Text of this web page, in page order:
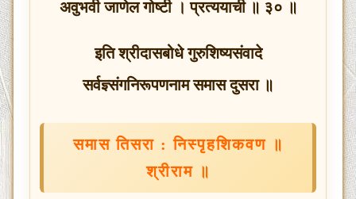
अवुभवी जाणेल गोष्टी । प्रत्ययाची ॥ ३० ॥
इति श्रीदासबोधे गुरुशिष्यसंवादे
सर्वज्ञ्संगनिरूपणनाम समास दुसरा ॥
समास तिसरा : निस्पृहशिकवण ॥
श्रीराम ॥